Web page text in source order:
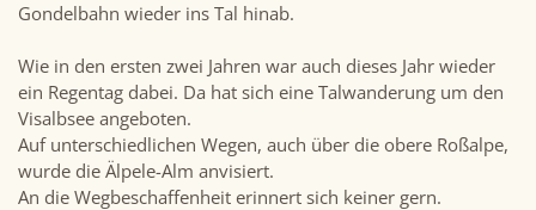
Gondelbahn wieder ins Tal hinab.
Wie in den ersten zwei Jahren war auch dieses Jahr wieder
ein Regentag dabei. Da hat sich eine Talwanderung um den
Visalbsee angeboten.
Auf unterschiedlichen Wegen, auch über die obere Roßalpe,
wurde die Älpele-Alm anvisiert.
An die Wegbeschaffenheit erinnert sich keiner gern.